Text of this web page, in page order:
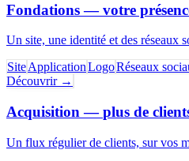
Fondations —votre
Un site, une identité et des réseaux
SiteApplicationLogoRéseaux
Découvrir →
Acquisition —plus de
Un flux régulier de clients, sur vos